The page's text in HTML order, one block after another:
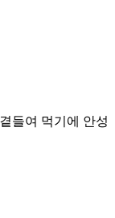
들여 먹기에 안성